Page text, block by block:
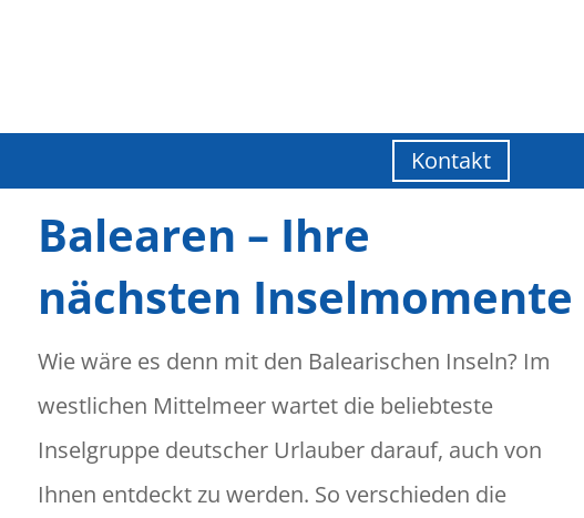
Kontakt
Balearen – Ihre
nächsten Inselmomente
Wie wäre es denn mit den Balearischen Inseln? Im
westlichen Mittelmeer wartet die beliebteste
Inselgruppe deutscher Urlauber darauf, auch von
Ihnen entdeckt zu werden. So verschieden die